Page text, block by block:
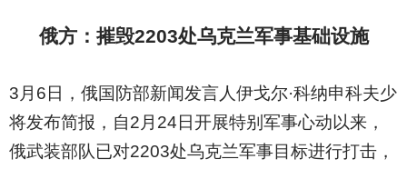
俄方：摧毁2203处乌克兰军事基础设施
3 月6日，俄国防部新闻发言人伊戈尔·科纳申科夫少
将发布简报，自2月24日开展特别军事心动以来，
俄武装部队已对2203处乌克兰军事目标进行打击，